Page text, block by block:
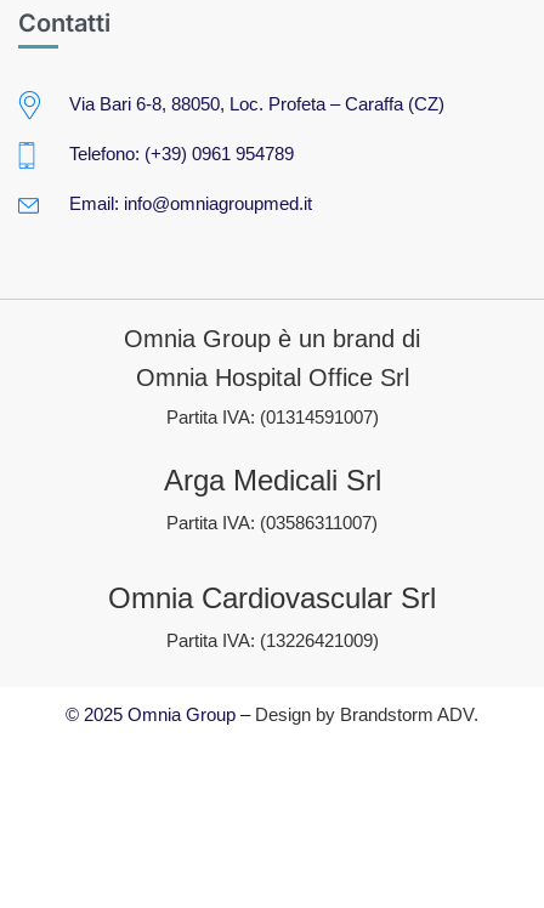
Contatti
Via Bari 6-8, 88050, Loc. Profeta – Caraffa (CZ)
Telefono: (+39) 0961 954789
Email: info@omniagroupmed.it
Omnia Group è un brand di
Omnia Hospital Office Srl
Partita IVA: (01314591007)
Arga Medicali Srl
Partita IVA: (03586311007)
Omnia Cardiovascular Srl
Partita IVA: (13226421009)
© 2025 Omnia Group – Design by Brandstorm ADV.